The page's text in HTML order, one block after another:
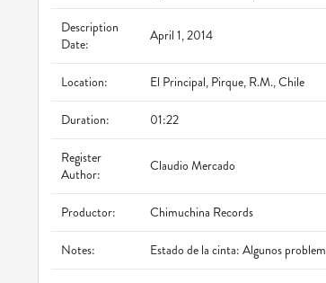
Description
Date:
April 1, 2014
Location: El Principal, Pirque, R.M., Chile
Duration: 01:22
Register
Author:
Claudio Mercado
Productor: Chimuchina Records
Notes: Estado de la cinta: Algunos